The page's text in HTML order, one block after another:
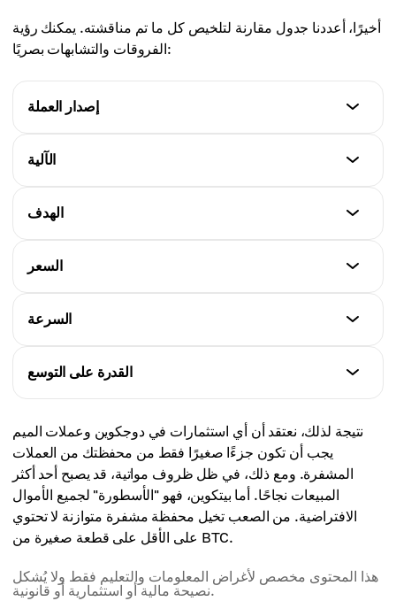
أخيرًا، أعددنا جدول مقارنة لتلخيص كل ما تم مناقشته. يمكنك رؤية
الفروقات والتشابهات بصريًا:
إصدار العملة
بيتكوين
دوجكوين
الآلية
بيتكوين
Proof-of-Work، SHA-256
دوجكوين
الهدف
بيتكوين
عملة رقمية وبديل للنقد
دوجكوين
السعر
بيتكوين
سعر أعلى
دوجكوين
السرعة
بيتكوين
دوجكوين
يستغرق حوالي 1 دقيقة لتأكيد المعاملات
القدرة على التوسع
حوالي 3-7 TPS
دوجكوين
حوالي 30-40 TPS
نتيجة لذلك، نعتقد أن أي استثمارات في دوجكوين وعملات الميم
يجب أن تكون جزءًا صغيرًا فقط من محفظتك من العملات
المشفرة. ومع ذلك، في ظل ظروف مواتية، قد يصبح أحد أكثر
المبيعات نجاحًا. أما بيتكوين، فهو "الأسطورة" لجميع الأموال
الافتراضية. من الصعب تخيل محفظة مشفرة متوازنة لا تحتوي
على الأقل على قطعة صغيرة من BTC.
هذا المحتوى مخصص لأغراض المعلومات والتعليم فقط ولا يُشكل
نصيحة مالية أو استثمارية أو قانونية.